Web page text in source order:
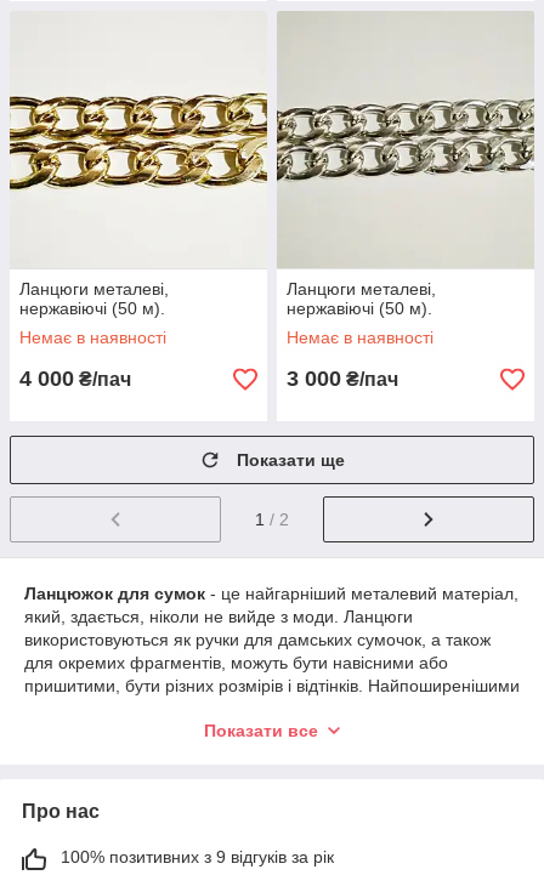
Ланцюги металеві,
нержавіючі (50 м).
Немає в наявності
4 000 ₴/пач
Ланцюги металеві,
нержавіючі (50 м).
Немає в наявності
3 000 ₴/пач
Показати ще
1 / 2
Ланцюжок для сумок - це найгарніший металевий матеріал,
який, здається, ніколи не вийде з моди. Ланцюги
використовуються як ручки для дамських сумочок, а також
для окремих фрагментів, можуть бути навісними або
пришитими, бути різних розмірів і відтінків. Найпоширенішими
можливо, найбільш незвичний колір. Зазвичай ланцюжки для
але бувають не зйомні моделі.
З цепочками, дамські сумки змінюватимуться, стають
Показати все
Про нас
100% позитивних з 9 відгуків за рік